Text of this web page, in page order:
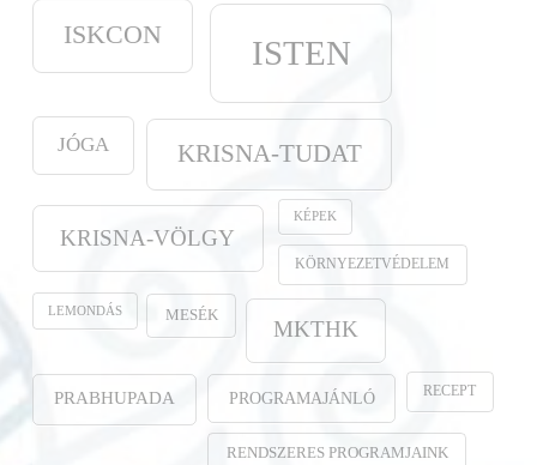
ISKCON ISTEN
JÓGA KRISNA-TUDAT
KRISNA-VÖLGY
KÉPEK
KÖRNYEZETVÉDELEM
LEMONDÁS MESÉK
MKTHK
PRABHUPADA PROGRAMAJÁNLÓ RECEPT
RENDSZERES PROGRAMJAINK